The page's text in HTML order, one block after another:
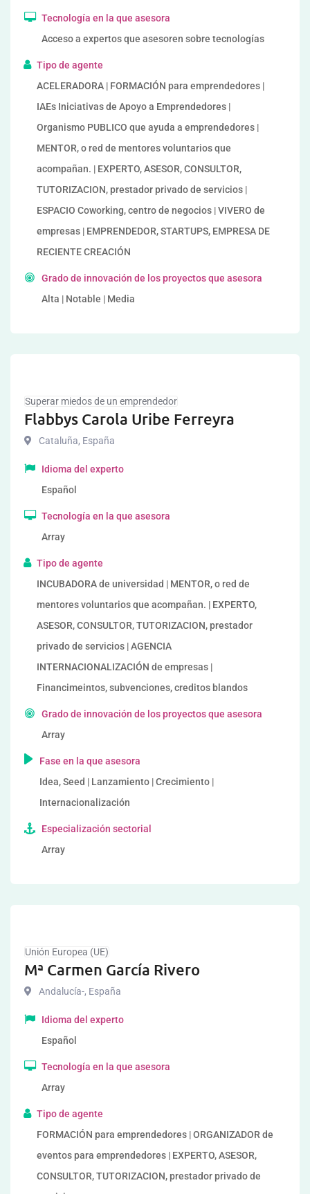
Tecnología en la que asesora
Acceso a expertos que asesoren sobre tecnologías
Tipo de agente
ACELERADORA | FORMACIÓN para emprendedores |
IAEs Iniciativas de Apoyo a Emprendedores |
Organismo PUBLICO que ayuda a emprendedores |
MENTOR, o red de mentores voluntarios que
acompañan. | EXPERTO, ASESOR, CONSULTOR,
TUTORIZACION, prestador privado de servicios |
ESPACIO Coworking, centro de negocios | VIVERO de
empresas | EMPRENDEDOR, STARTUPS, EMPRESA DE
RECIENTE CREACIÓN
Grado de innovación de los proyectos que asesora
Alta | Notable | Media
Superar miedos de un emprendedor
Flabbys Carola Uribe Ferreyra
Cataluña, España
Idioma del experto
Español
Tecnología en la que asesora
Array
Tipo de agente
INCUBADORA de universidad | MENTOR, o red de
mentores voluntarios que acompañan. | EXPERTO,
ASESOR, CONSULTOR, TUTORIZACION, prestador
privado de servicios | AGENCIA
INTERNACIONALIZACIÓN de empresas |
Financimeintos, subvenciones, creditos blandos
Grado de innovación de los proyectos que asesora
Array
Fase en la que asesora
Idea, Seed | Lanzamiento | Crecimiento |
Internacionalización
Especialización sectorial
Array
Unión Europea (UE)
Mª Carmen García Rivero
Andalucía-, España
Idioma del experto
Español
Tecnología en la que asesora
Array
Tipo de agente
FORMACIÓN para emprendedores | ORGANIZADOR de
eventos para emprendedores | EXPERTO, ASESOR,
CONSULTOR, TUTORIZACION, prestador privado de